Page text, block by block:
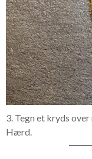
3. Tegn et kryds
Hærd.